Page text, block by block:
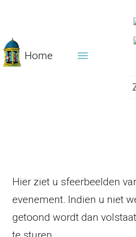
Home
Hier ziet u sfeerbeelden
evenement. Indien u niet
getoond wordt dan